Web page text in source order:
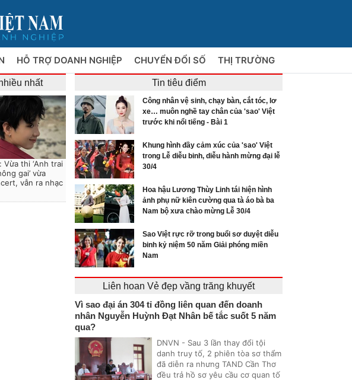
HỖ TRỢ DOANH NGHIỆP CHUYỂN ĐỔI SỐ THỊ TRƯỜNG
nhất
Vừa thi ‘Anh trai
gai’ vừa
vẫn ra nhạc
Tin tiêu điểm
Công nhân vệ sinh, chạy bàn, cắt tóc, lơ
xe… muôn nghề tay chân của 'sao' Việt
trước khi nổi tiếng - Bài 1
Khung hình đầy cảm xúc của 'sao' Việt
trong Lễ diễu binh, diễu hành mừng đại lễ
30/4
Hoa hậu Lương Thùy Linh tái hiện hình
ảnh phụ nữ kiên cường qua tà áo bà ba
Nam bộ xưa chào mừng Lễ 30/4
Sao Việt rực rỡ trong buổi sơ duyệt diễu
binh kỷ niệm 50 năm Giải phóng miền
Nam
Liên hoan Vẻ đẹp vầng trăng khuyết
Vì sao đại án 304 tỉ đồng liên quan đến doanh
nhân Nguyễn Huỳnh Đạt Nhân bế tắc suốt 5 năm
qua?
DNVN - Sau 3 lần thay đổi tội
danh truy tố, 2 phiên tòa sơ thẩm
đã diễn ra nhưng TAND Cần Thơ
đều trả hồ sơ yêu cầu cơ quan tố